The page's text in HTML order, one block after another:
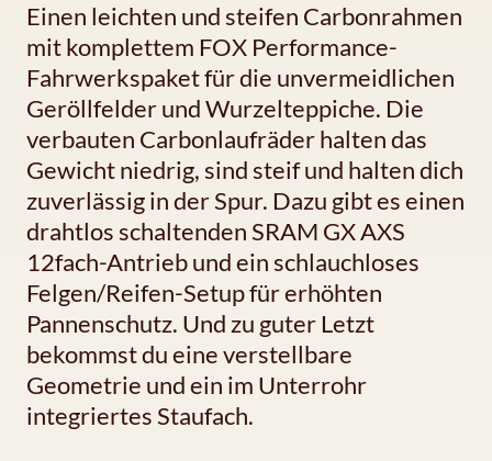
Einen leichten und steifen Carbonrahmen
mit komplettem FOX Performance-
Fahrwerkspaket für die unvermeidlichen
Geröllfelder und Wurzelteppiche. Die
verbauten Carbonlaufräder halten das
Gewicht niedrig, sind steif und halten dich
zuverlässig in der Spur. Dazu gibt es einen
drahtlos schaltenden SRAM GX AXS
12fach-Antrieb und ein schlauchloses
Felgen/Reifen-Setup für erhöhten
Pannenschutz. Und zu guter Letzt
bekommst du eine verstellbare
Geometrie und ein im Unterrohr
integriertes Staufach.